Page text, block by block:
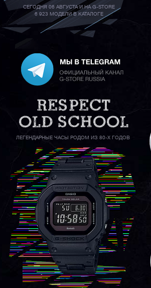
СЕГОДНЯ 06 АВГУСТА И НА G-STORE
6 923 МОДЕЛИ В КАТАЛОГЕ
ЛЕГЕНДАРНЫЕ ЧАСЫ РОДОМ ИЗ 80-Х ГОДОВ